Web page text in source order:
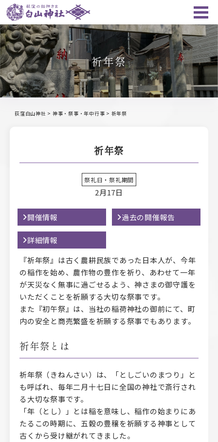
祈年祭
荻窪白山神社 > 神事・祭事・年中行事 > 祈年祭
祈年祭
祭礼日・祭礼期間
2月17日
開催情報 過去の開催報告
詳細情報
『祈年祭』は古く農耕民族であった日本人が、今年
の稲作を始め、農作物の豊作を祈り、あわせて一年
が天災なく無事に過ごせるよう、神さまの御守護を
いただくことを祈願する大切な祭事です。
また『初午祭』は、当社の稲荷神社の御前にて、町
内の安全と商売繁盛を祈願する祭事でもあります。
祈年祭とは
祈年祭（きねんさい）は、「としごいのまつり」と
も呼ばれ、毎年二月十七日に全国の神社で斎行され
る大切な祭事です。
「年（とし）」とは稲を意味し、稲作の始まりにあ
たるこの時期に、五穀の豊穣を祈願する神事として
古くから受け継がれてきました。